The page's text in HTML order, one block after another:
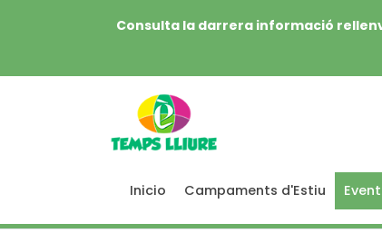
Consulta la darrera informació
Inicio Campaments d'Estiu